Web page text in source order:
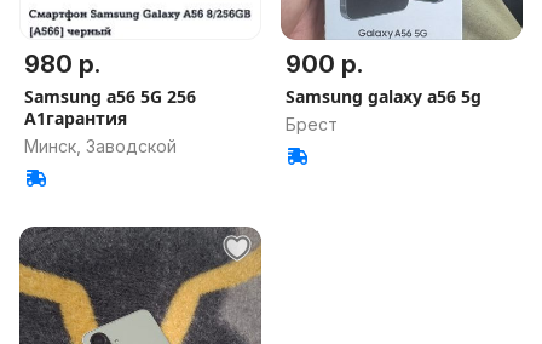
980 р.
Samsung a56 5G 256
А1гарантия
Минск, Заводской
900 р.
Samsung galaxy a56 5g
Брест